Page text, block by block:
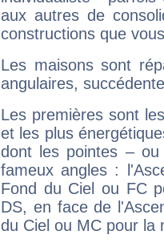
aux autres de
constructions que
Les maisons sont
angulaires,
Les premières sont
et les plus
dont les pointes –
fameux angles :
Fond du Ciel ou FC
DS, en face de
du Ciel ou MC pour la